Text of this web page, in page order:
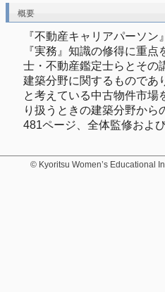
概要
『不動産キャリアパーソ
『実務』知識の修得に重
士・不動産鑑定士らとその
建築分野に関するものであ
と考えている中古物件市場
り扱うときの建築分野から
481ページ、全体監修およ